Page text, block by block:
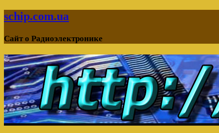
schip.com.ua
Сайт о Радиоэлектронике